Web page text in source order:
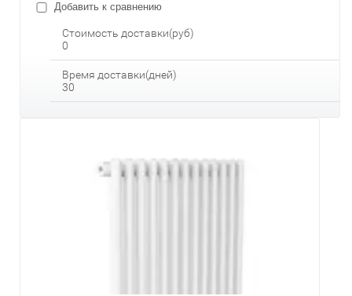
Добавить к сравнению
Стоимость доставки(руб)
0
Время доставки(дней)
30